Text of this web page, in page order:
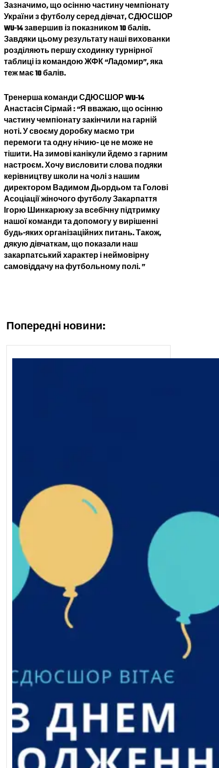
Зазначимо, що осінню частину чемпіонату
України з футболу серед дівчат, СДЮСШОР
WU-14 завершив із показником 10 балів.
Завдяки цьому результату наші вихованки
розділяють першу сходинку турнірної
таблиці із командою ЖФК “Ладомир”, яка
теж має 10 балів.
Тренерша команди СДЮСШОР WU-14
Анастасія Сірмай : “Я вважаю, що осінню
частину чемпіонату закінчили на гарній
ноті. У своєму доробку маємо три
перемоги та одну нічию- це не може не
тішити. На зимові канікули йдемо з гарним
настроєм. Хочу висловити слова подяки
керівництву школи на чолі з нашим
директором Вадимом Дьордьом та Голові
Асоціації жіночого футболу Закарпаття
Ігорю Шинкарюку за всебічну підтримку
нашої команди та допомогу у вирішенні
будь-яких організаційних питань. Також,
дякую дівчаткам, що показали наш
закарпатський характер і неймовірну
самовіддачу на футбольному полі. ”
Попередні новини: